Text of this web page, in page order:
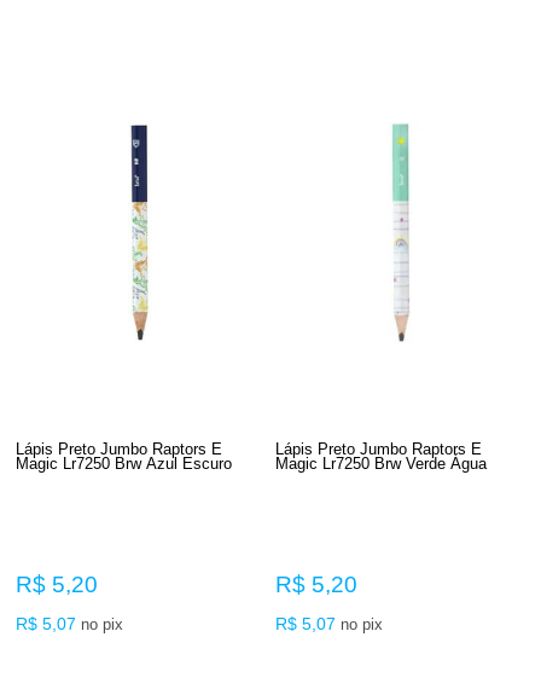
Lápis Preto Jumbo Raptors E
Magic Lr7250 Brw Azul Escuro
R$ 5,20
R$ 5,07 no pix
Lápis Preto Jumbo Raptors E
Magic Lr7250 Brw Verde Água
R$ 5,20
R$ 5,07 no pix